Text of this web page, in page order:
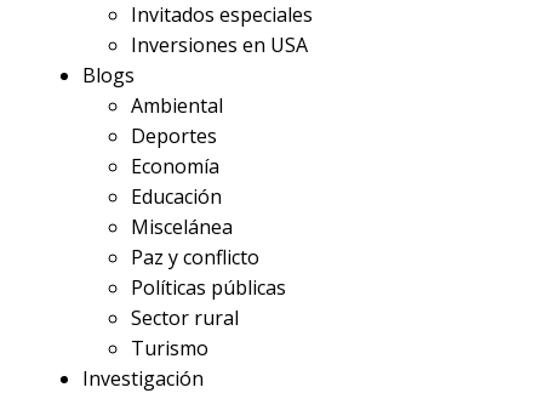
Invitados especiales
Inversiones en USA
Blogs
Ambiental
Deportes
Economía
Educación
Miscelánea
Paz y conflicto
Políticas públicas
Sector rural
Turismo
Investigación